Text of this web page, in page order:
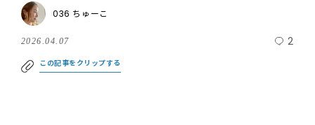
036 ちゅーこ
2026.04.07 2
この記事をクリップする